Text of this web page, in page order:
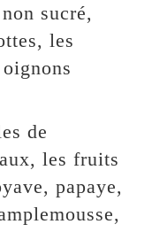
sucré,
les
de
les fruits
papaye,